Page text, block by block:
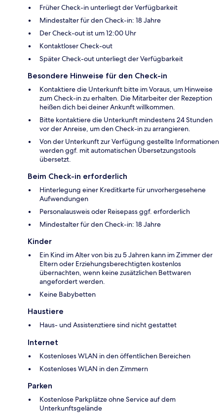
Früher Check-in unterliegt der Verfügbarkeit
Mindestalter für den Check-in: 18 Jahre
Der Check-out ist um 12:00 Uhr
Kontaktloser Check-out
Später Check-out unterliegt der Verfügbarkeit
Besondere Hinweise für den Check-in
Kontaktiere die Unterkunft bitte im Voraus, um Hinweise
zum Check-in zu erhalten. Die Mitarbeiter der Rezeption
heißen dich bei deiner Ankunft willkommen.
Bitte kontaktiere die Unterkunft mindestens 24 Stunden
vor der Anreise, um den Check-in zu arrangieren.
Von der Unterkunft zur Verfügung gestellte Informationen
werden ggf. mit automatischen Übersetzungstools
übersetzt.
Beim Check-in erforderlich
Hinterlegung einer Kreditkarte für unvorhergesehene
Aufwendungen
Personalausweis oder Reisepass ggf. erforderlich
Mindestalter für den Check-in: 18 Jahre
Kinder
Ein Kind im Alter von bis zu 5 Jahren kann im Zimmer der
Eltern oder Erziehungsberechtigten kostenlos
übernachten, wenn keine zusätzlichen Bettwaren
angefordert werden.
Keine Babybetten
Haustiere
Haus- und Assistenztiere sind nicht gestattet
Internet
Kostenloses WLAN in den öffentlichen Bereichen
Kostenloses WLAN in den Zimmern
Parken
Kostenlose Parkplätze ohne Service auf dem
Unterkunftsgelände